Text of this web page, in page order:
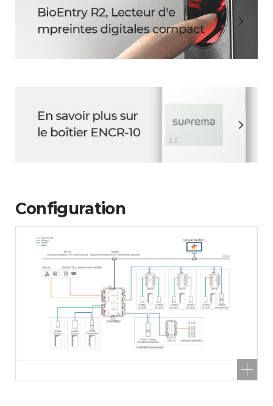
Configuration